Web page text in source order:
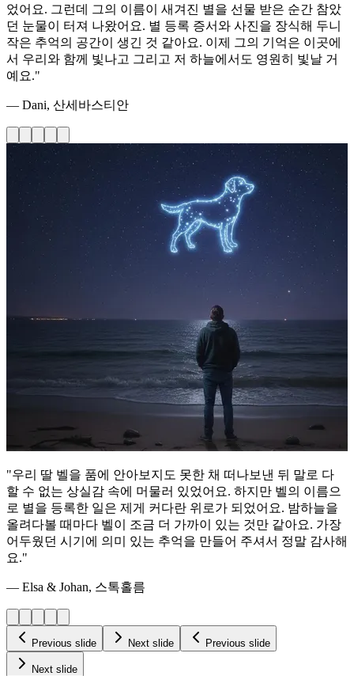
었어요. 그런데 그의 이름이 새겨진 별을 선물 받은 순간 참았
던 눈물이 터져 나왔어요. 별 등록 증서와 사진을 장식해 두니
작은 추억의 공간이 생긴 것 같아요. 이제 그의 기억은 이곳에
서 우리와 함께 빛나고 그리고 저 하늘에서도 영원히 빛날 거
예요."
— Dani, 산세바스티안
"우리 딸 벨을 품에 안아보지도 못한 채 떠나보낸 뒤 말로 다
할 수 없는 상실감 속에 머물러 있었어요. 하지만 벨의 이름으
로 별을 등록한 일은 제게 커다란 위로가 되었어요. 밤하늘을
올려다볼 때마다 벨이 조금 더 가까이 있는 것만 같아요. 가장
어두웠던 시기에 의미 있는 추억을 만들어 주셔서 정말 감사해
요."
— Elsa & Johan, 스톡홀름
Previous slide Next slide Previous slide
Next slide